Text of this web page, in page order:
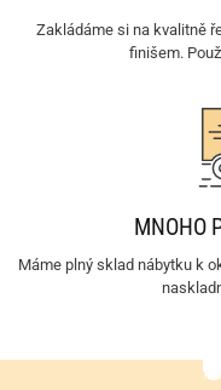
Zakládáme si na kvalitně
finišem.
MNOHO
Máme plný sklad nábytku k